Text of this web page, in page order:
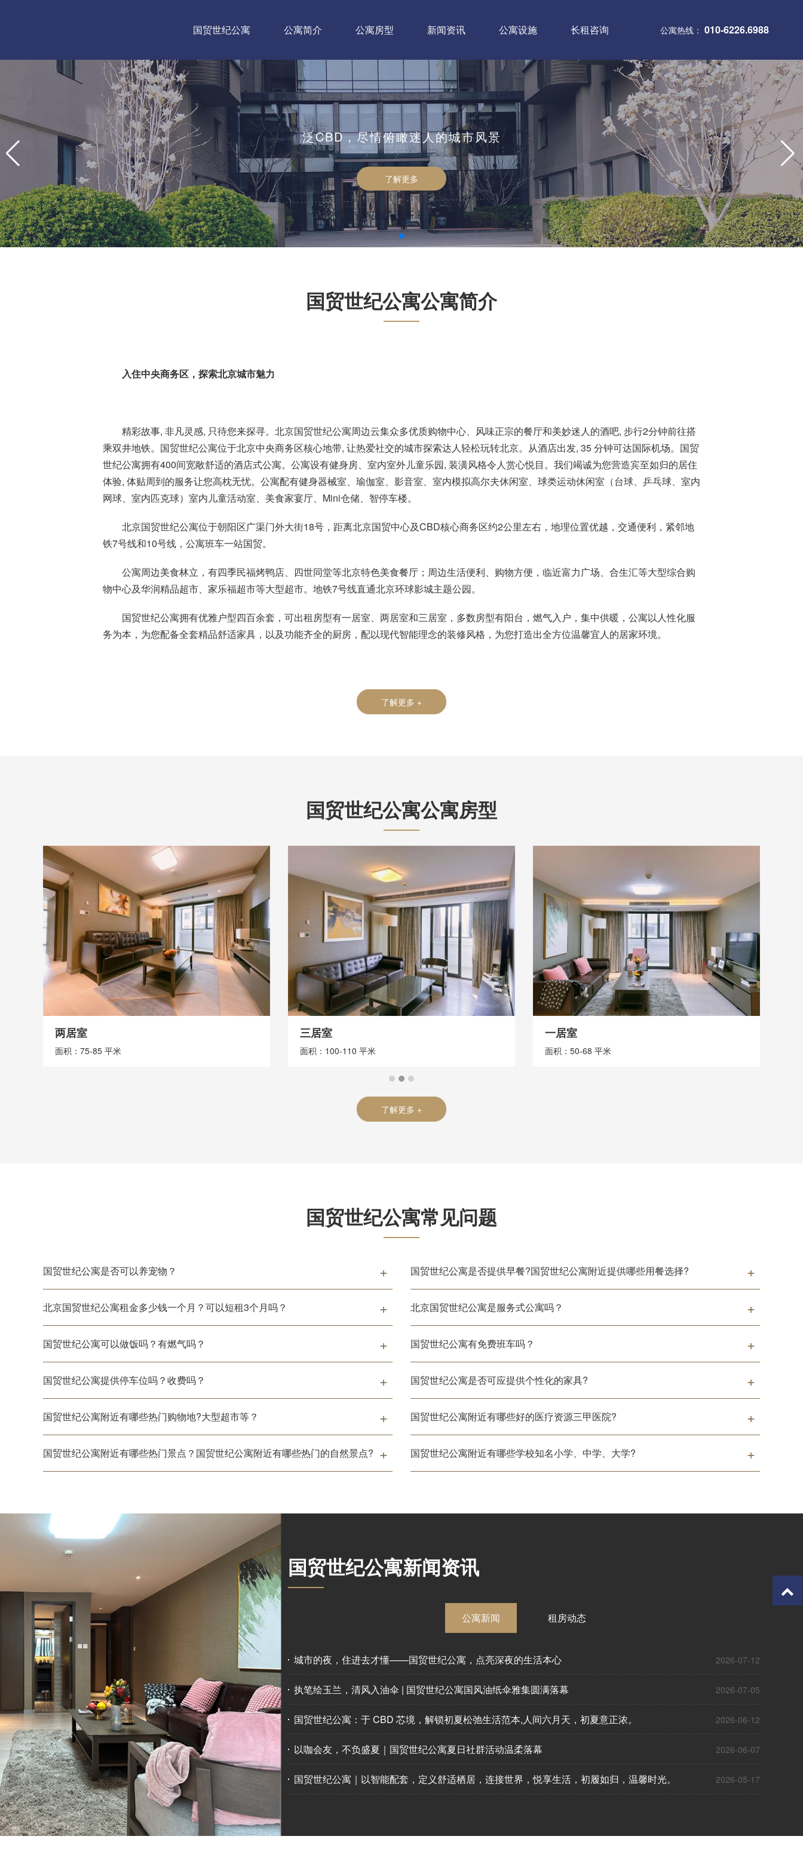
国贸世纪公寓 公寓简介 公寓房型 新闻资讯 公寓设施 长租咨询 公寓热线： 010-6226.6988
泛CBD，尽情俯瞰迷人的城市风景
了解更多
泛CBD，尽情俯瞰迷人的城市风景
了解更多
泛CBD，尽情俯瞰迷人的城市风景
了解更多
国贸世纪公寓公寓简介
入住中央商务区，探索北京城市魅力
精彩故事, 非凡灵感, 只待您来探寻。北京国贸世纪公寓周边云集众多优质购物中心、风味正宗的餐厅和美妙迷人的酒吧, 步行2分钟前往搭
乘双井地铁。国贸世纪公寓位于北京中央商务区核心地带, 让热爱社交的城市探索达人轻松玩转北京。从酒店出发, 35 分钟可达国际机场。国贸
世纪公寓拥有400间宽敞舒适的酒店式公寓。公寓设有健身房、室内室外儿童乐园, 装潢风格令人赏心悦目。我们竭诚为您营造宾至如归的居住
体验, 体贴周到的服务让您高枕无忧。 公寓配有健身器械室、瑜伽室、影音室、室内模拟高尔夫休闲室、球类运动休闲室（台球、乒乓球、室内
网球、室内匹克球）室内儿童活动室、美食家宴厅、Mini仓储、智停车楼。
北京国贸世纪公寓位于朝阳区广渠门外大街18号 ，距离北京国贸中心及CBD核心商务区约2公里左右，地理位置优越，交通便利，紧邻地
铁7号线和10号线，公寓班车一站国贸。
公寓周边美食林立，有四季民福烤鸭店、四世同堂等北京特色美食餐厅；周边生活便利、购物方便，临近富力广场、合生汇等大型综合购
物中心及华润精品超市、家乐福超市等大型超市。地铁7号线直通北京环球影城主题公园。
国贸世纪公寓拥有优雅户型四百余套，可出租房型有一居室、两居室和三居室，多数房型有阳台，燃气入户，集中供暖，公寓以人性化服
务为本，为您配备全套精品舒适家具，以及功能齐全的厨房，配以现代智能理念的装修风格，为您打造出全方位温馨宜人的居家环境。
了解更多 +
国贸世纪公寓公寓房型
三居室
面积：100-110 平米
一居室
面积：50-68 平米
两居室
面积：75-85 平米
了解更多 +
国贸世纪公寓常见问题
国贸世纪公寓是否可以养宠物？ 国贸世纪公寓是否提供早餐?国贸世纪公寓附近提供哪些用餐选择?
北京国贸世纪公寓租金多少钱一个月？可以短租3个月吗？ 北京国贸世纪公寓是服务式公寓吗？
国贸世纪公寓可以做饭吗？有燃气吗？ 国贸世纪公寓有免费班车吗？
国贸世纪公寓提供停车位吗？收费吗？ 国贸世纪公寓是否可应提供个性化的家具?
国贸世纪公寓附近有哪些热门购物地?大型超市等？ 国贸世纪公寓附近有哪些好的医疗资源三甲医院?
国贸世纪公寓附近有哪些热门景点？国贸世纪公寓附近有哪些热门的自然景点? 国贸世纪公寓附近有哪些学校知名小学、中学、大学?
国贸世纪公寓新闻资讯
公寓新闻 租房动态
城市的夜，住进去才懂——国贸世纪公寓，点亮深夜的生活本心 2026-07-12
执笔绘玉兰，清风入油伞 | 国贸世纪公寓国风油纸伞雅集圆满落幕 2026-07-05
国贸世纪公寓：于 CBD 芯境，解锁初夏松弛生活范本,人间六月天，初夏意正浓。 2026-06-12
以咖会友，不负盛夏｜国贸世纪公寓夏日社群活动温柔落幕 2026-06-07
国贸世纪公寓｜以智能配套，定义舒适栖居，连接世界，悦享生活，初履如归，温馨时光。 2026-05-17